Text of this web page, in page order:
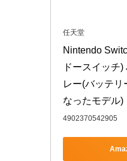
任天堂
Nintendo
ドースイッチ
レー(バッテリ
なったモデル)
4902370542905